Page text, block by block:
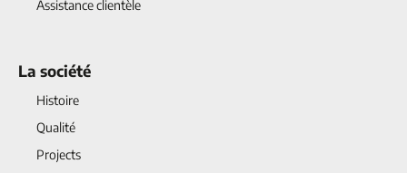
Assistance clientèle
La société
Histoire
Qualité
Projects